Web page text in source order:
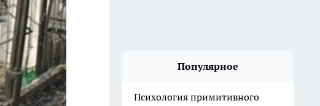
Популярное
Психология примитивного